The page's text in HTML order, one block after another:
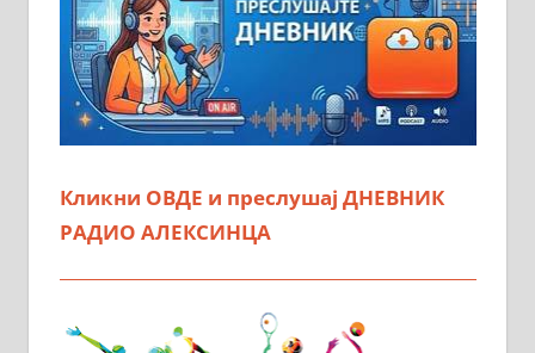
Кликни ОВДЕ и преслушај ДНЕВНИК
РАДИО АЛЕКСИНЦА